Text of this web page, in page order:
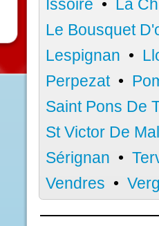
Le Bousquet
Lespignan
Perpezat •
Saint Pons
St Victor De
Sérignan •
Vendres•